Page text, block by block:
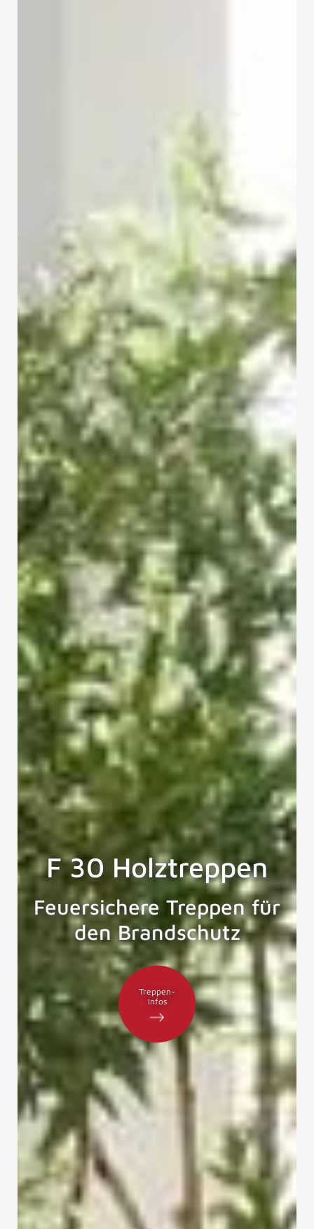
F 30 Holztreppen
Feuersichere Treppen für
den Brandschutz
Treppen-
Infos